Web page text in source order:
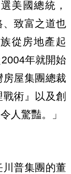
美國總統，
致富之道也
從房地產起
年就開始
屋集團總裁
術』以及創
人驚豔。」
川普集團的董